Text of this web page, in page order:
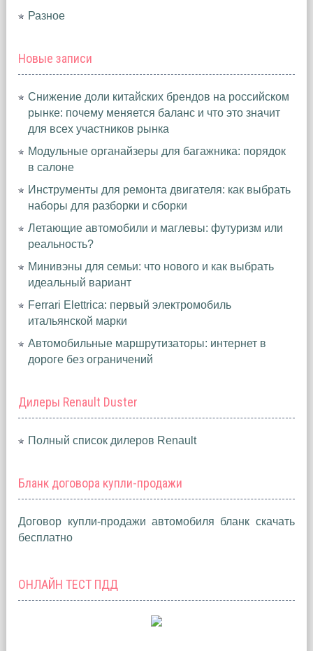
Разное
Новые записи
Снижение доли китайских брендов на российском
рынке: почему меняется баланс и что это значит
для всех участников рынка
Модульные органайзеры для багажника: порядок
в салоне
Инструменты для ремонта двигателя: как выбрать
наборы для разборки и сборки
Летающие автомобили и маглевы: футуризм или
реальность?
Минивэны для семьи: что нового и как выбрать
идеальный вариант
Ferrari Elettrica: первый электромобиль
итальянской марки
Автомобильные маршрутизаторы: интернет в
дороге без ограничений
Дилеры Renault Duster
Полный список дилеров Renault
Бланк договора купли-продажи
Договор купли-продажи автомобиля бланк скачать
бесплатно
ОНЛАЙН ТЕСТ ПДД